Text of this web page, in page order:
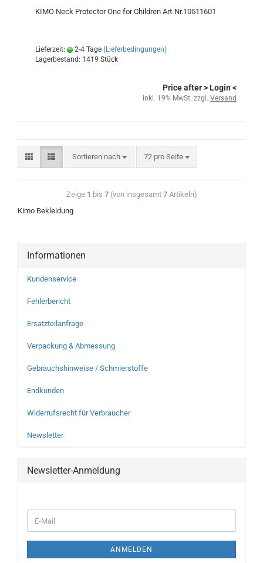
KIMO Neck Protector One for Children Art-Nr.10511601
Lieferzeit: 2-4 Tage (Lieferbedingungen)
Lagerbestand: 1419 Stück
Price after> Login <
inkl. 19% MwSt. zzgl. Versand
Sortieren nach 72 pro Seite
Zeige 1 bis 7(von insgesamt 7Artikeln)
Kimo Bekleidung
Informationen
Kundenservice
Fehlerbericht
Ersatzteilanfrage
Verpackung & Abmessung
Gebrauchshinweise / Schmierstoffe
Endkunden
Widerrufsrecht für Verbraucher
Newsletter
Newsletter-Anmeldung
ANMELDEN